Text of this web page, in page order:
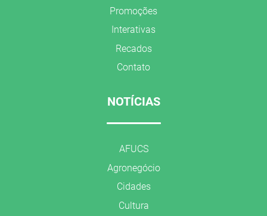
Promoções
Interativas
Recados
Contato
NOTÍCIAS
AFUCS
Agronegócio
Cidades
Cultura